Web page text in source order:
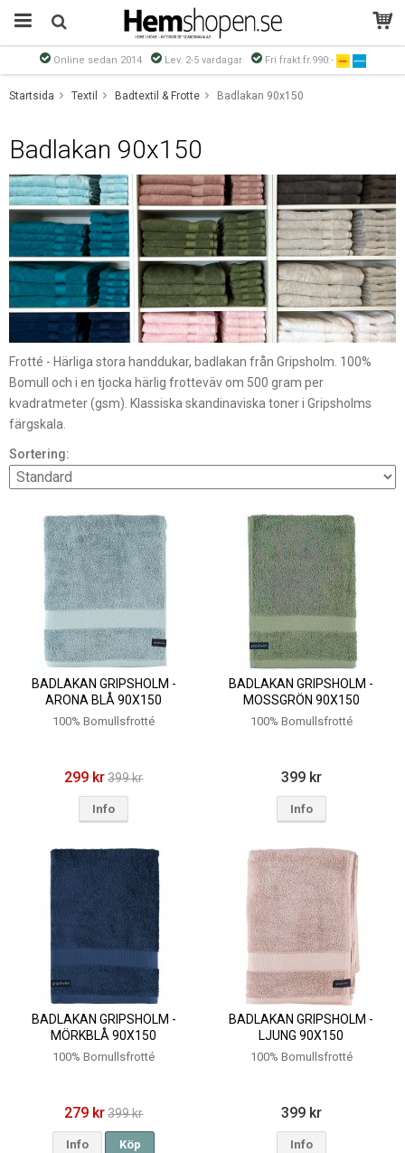
Online sedan 2014 Lev. 2-5 vardagar Fri frakt fr.990:-
Startsida Textil Badtextil & Frotte Badlakan 90x150
Badlakan 90x150
Frotté - Härliga stora handdukar, badlakan från Gripsholm. 100%
Bomull och i en tjocka härlig frotteväv om 500 gram per
kvadratmeter (gsm). Klassiska skandinaviska toner i Gripsholms
färgskala.
Sortering:
BADLAKAN GRIPSHOLM -
ARONA BLÅ 90X150
100% Bomullsfrotté
299 kr 399 kr
Info
BADLAKAN GRIPSHOLM -
MOSSGRÖN 90X150
100% Bomullsfrotté
399 kr
Info
BADLAKAN GRIPSHOLM -
MÖRKBLÅ 90X150
100% Bomullsfrotté
279 kr 399 kr
Info Köp
BADLAKAN GRIPSHOLM -
LJUNG 90X150
100% Bomullsfrotté
399 kr
Info